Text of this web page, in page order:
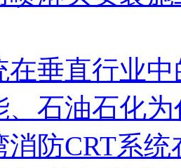
在垂直行业
、石油石化
消防CRT系